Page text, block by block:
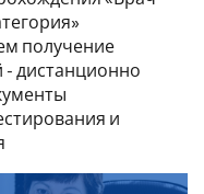
получение
- дистанционно
и